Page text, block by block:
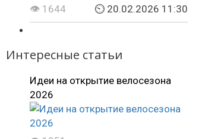
👁 1644 ⏲ 20.02.2026 11:30
Интересные статьи
Идеи на открытие велосезона
2026